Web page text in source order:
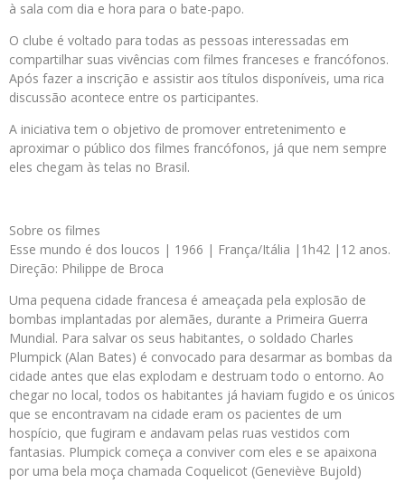
à sala com dia e hora para o bate-papo.
O clube é voltado para todas as pessoas interessadas em
compartilhar suas vivências com filmes franceses e francófonos.
Após fazer a inscrição e assistir aos títulos disponíveis, uma rica
discussão acontece entre os participantes.
A iniciativa tem o objetivo de promover entretenimento e
aproximar o público dos filmes francófonos, já que nem sempre
eles chegam às telas no Brasil.
Sobre os filmes
Esse mundo é dos loucos | 1966 | França/Itália |1h42 |12 anos.
Direção: Philippe de Broca
Uma pequena cidade francesa é ameaçada pela explosão de
bombas implantadas por alemães, durante a Primeira Guerra
Mundial. Para salvar os seus habitantes, o soldado Charles
Plumpick (Alan Bates) é convocado para desarmar as bombas da
cidade antes que elas explodam e destruam todo o entorno. Ao
chegar no local, todos os habitantes já haviam fugido e os únicos
que se encontravam na cidade eram os pacientes de um
hospício, que fugiram e andavam pelas ruas vestidos com
fantasias. Plumpick começa a conviver com eles e se apaixona
por uma bela moça chamada Coquelicot (Geneviève Bujold)